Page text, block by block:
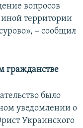
вопросов
территории
– сообщил
гражданстве
было
уведомлении о
Украинского